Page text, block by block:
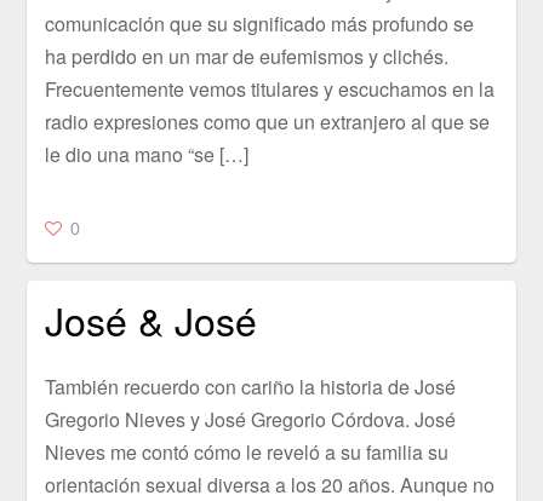
comunicación que su significado más profundo se
ha perdido en un mar de eufemismos y clichés.
Frecuentemente vemos titulares y escuchamos en la
radio expresiones como que un extranjero al que se
le dio una mano “se […]
0
José & José
También recuerdo con cariño la historia de José
Gregorio Nieves y José Gregorio Córdova. José
Nieves me contó cómo le reveló a su familia su
orientación sexual diversa a los 20 años. Aunque no